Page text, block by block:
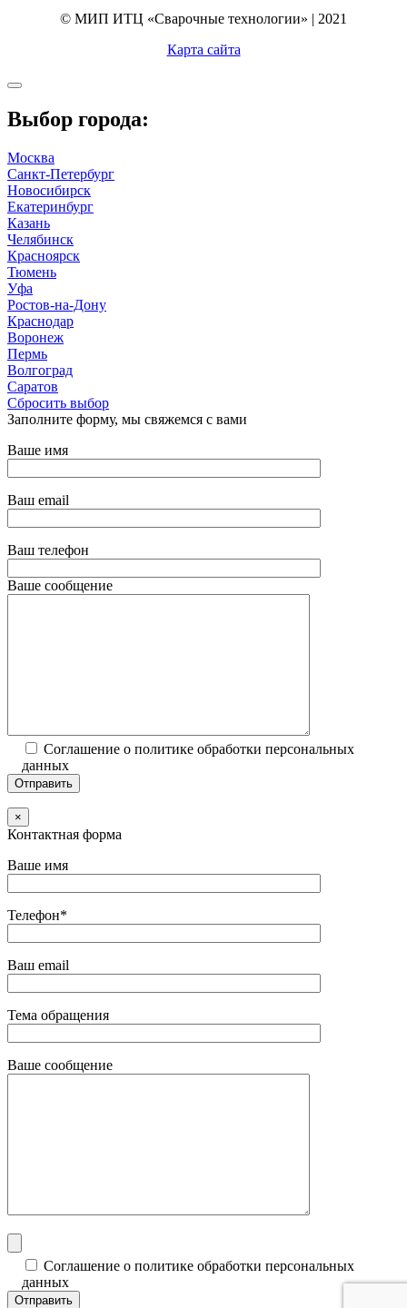
© МИП ИТЦ «Сварочные технологии» | 2021
Карта сайта
Выбор города:
Москва
Санкт-Петербург
Новосибирск
Екатеринбург
Казань
Челябинск
Красноярск
Тюмень
Уфа
Ростов-на-Дону
Краснодар
Воронеж
Пермь
Волгоград
Саратов
Сбросить выбор
Заполните форму, мы свяжемся с вами
Ваше имя
Ваш email
Ваш телефон
Ваше сообщение
Соглашение о политике обработки персональных
данных
×
Контактная форма
Ваше имя
Телефон*
Ваш email
Тема обращения
Ваше сообщение
Соглашение о политике обработки персональных
данных